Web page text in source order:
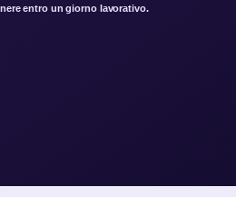
entro un giorno lavorativo.